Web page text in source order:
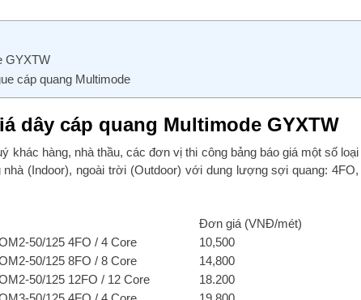
GYXTW
cáp quang Multimode
dây cáp quang Multimode GYXTW
khác hàng, nhà thầu, các đơn vị thi công bảng báo giá một số
(Indoor), ngoài trời (Outdoor) với dung lượng sợi quang:
Đơn giá (VNĐ/mét)
50/125 4FO / 4 Core
10,500
50/125 8FO / 8 Core
14,800
50/125 12FO / 12 Core
18.200